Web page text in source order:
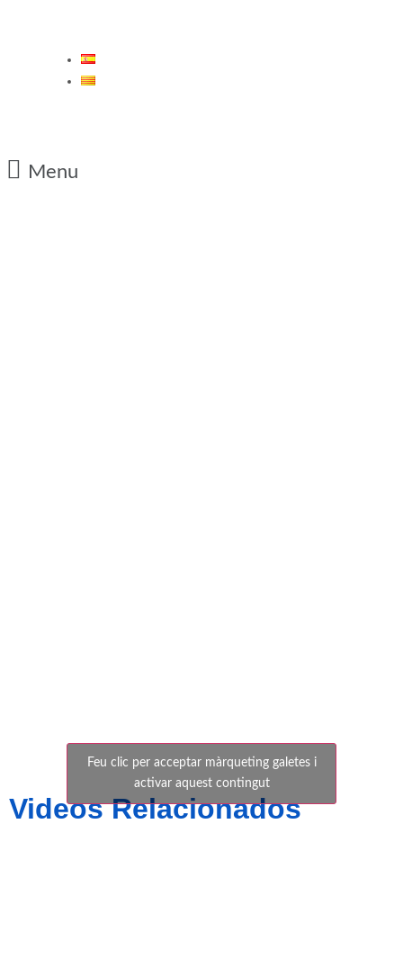
Menu
Feu clic per acceptar màrqueting galetes i
activar aquest contingut
Videos Relacionados